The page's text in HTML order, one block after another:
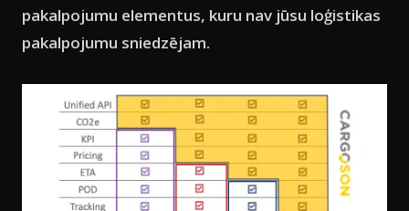
pakalpojumu elementus, kuru nav jūsu loģistikas
pakalpojumu sniedzējam.